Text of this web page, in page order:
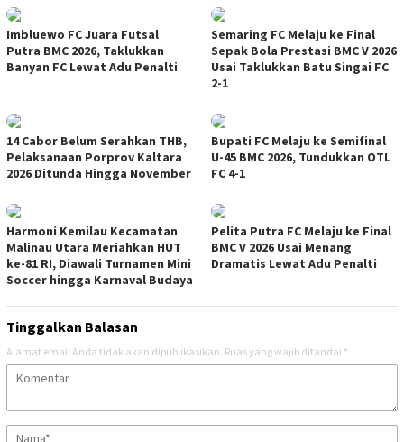
Imbluewo FC Juara Futsal
Putra BMC 2026, Taklukkan
Banyan FC Lewat Adu Penalti
Semaring FC Melaju ke Final
Sepak Bola Prestasi BMC V 2026
Usai Taklukkan Batu Singai FC
2-1
14 Cabor Belum Serahkan THB,
Pelaksanaan Porprov Kaltara
2026 Ditunda Hingga November
Bupati FC Melaju ke Semifinal
U-45 BMC 2026, Tundukkan OTL
FC 4-1
Harmoni Kemilau Kecamatan
Malinau Utara Meriahkan HUT
ke-81 RI, Diawali Turnamen Mini
Soccer hingga Karnaval Budaya
Pelita Putra FC Melaju ke Final
BMC V 2026 Usai Menang
Dramatis Lewat Adu Penalti
Tinggalkan Balasan
Alamat email Anda tidak akan dipublikasikan. Ruas yang wajib ditandai *